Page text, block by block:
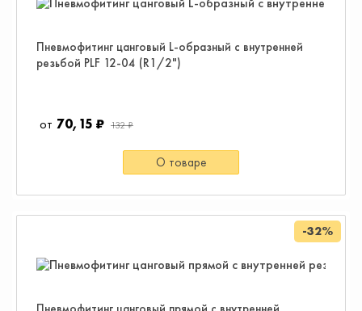
Пневмофитинг цанговый L-образный с внутренней
резьбой PLF 12-04 (R1/2")
70,15 ₽ 132 ₽
О товаре
-32%